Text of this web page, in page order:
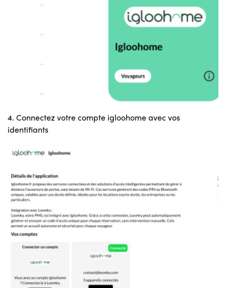
4. Connectez votre compte igloohome avec vos
identifiants